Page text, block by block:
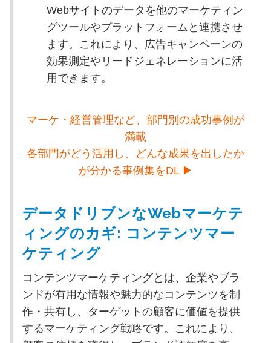
Webサイトのデータを他のマーケティン
グツールやプラットフォームと連携させ
ます。これにより、広告キャンペーンの
効果測定やリードジェネレーションに活
用できます。
マーケ・経営管理など、部門別の成功事例が
満載
各部門がどう活用し、どんな成果を出したか
が分かる事例集をDL ▶
データドリブンなWebマーケテ
ィングのカギ: コンテンツマー
ケティング
コンテンツマーケティングとは、企業やブラ
ンドが有用な情報や魅力的なコンテンツを制
作・共有し、ターゲットの顧客に価値を提供
するマーケティング戦略です。これにより、